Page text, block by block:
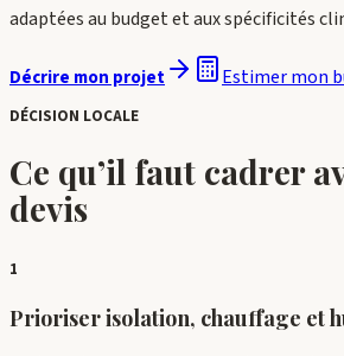
adaptées au budget et aux spécificités
Décrire mon projet Estimer mon
DÉCISION LOCALE
Ce qu’il faut cadrer
devis
1
Prioriser isolation, chauffage et